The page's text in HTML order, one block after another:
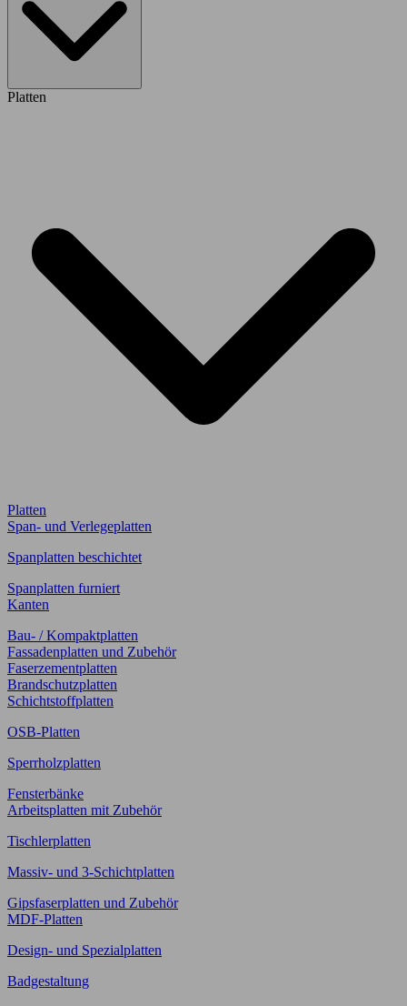
Platten
Platten
Span- und Verlegeplatten
Spanplatten beschichtet
Spanplatten furniert
Kanten
Bau- / Kompaktplatten
Fassadenplatten und Zubehör
Faserzementplatten
Brandschutzplatten
Schichtstoffplatten
OSB-Platten
Sperrholzplatten
Fensterbänke
Arbeitsplatten mit Zubehör
Tischlerplatten
Massiv- und 3-Schichtplatten
Gipsfaserplatten und Zubehör
MDF-Platten
Design- und Spezialplatten
Badgestaltung